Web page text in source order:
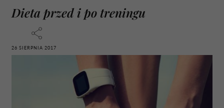
Dieta przed i po treningu
26 SIERPNIA 2017